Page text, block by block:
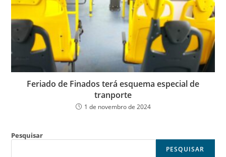
Feriado de Finados terá esquema especial de
tranporte
1 de novembro de 2024
Pesquisar
PESQUISAR